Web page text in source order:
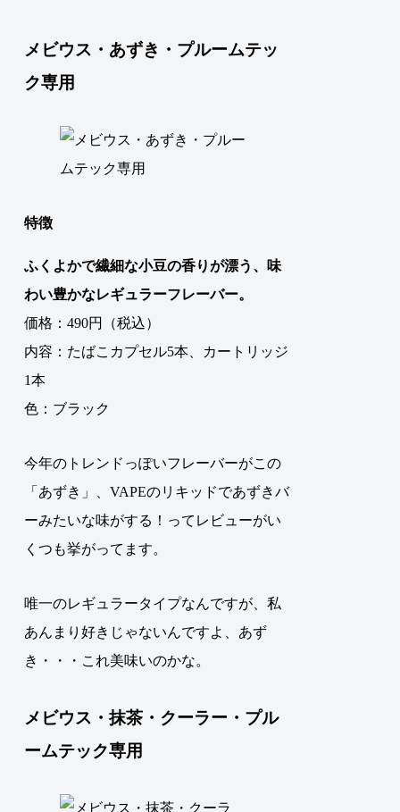
メビウス・あずき・プルームテッ
ク専用
特徴
ふくよかで繊細な小豆の香りが漂う、味
わい豊かなレギュラーフレーバー。
価格：490円（税込）
内容：たばこカプセル5本、カートリッジ
1本
色：ブラック
今年のトレンドっぽいフレーバーがこの
「あずき」、VAPEのリキッドであずきバ
ーみたいな味がする！ってレビューがい
くつも挙がってます。
唯一のレギュラータイプなんですが、私
あんまり好きじゃないんですよ、あず
き・・・これ美味いのかな。
メビウス・抹茶・クーラー・プル
ームテック専用